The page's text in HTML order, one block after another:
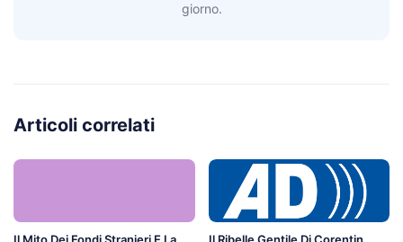
giorno.
Articoli correlati